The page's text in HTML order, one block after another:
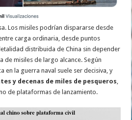
Los misiles podrían dispararse desde
carga ordinaria, desde puntos
distribuida de China sin depender
de misiles de largo alcance. Según
en la guerra naval suele ser decisiva, y
y decenas de miles de pesqueros,
de plataformas de lanzamiento.